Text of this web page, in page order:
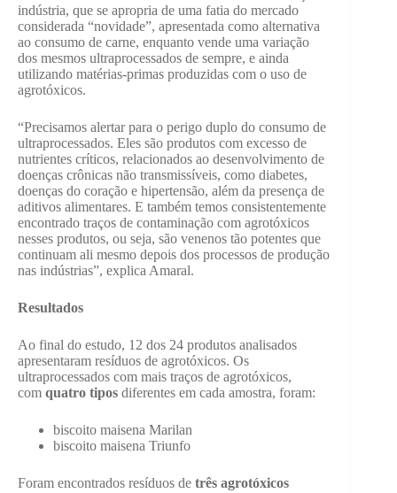
indústria, que se apropria de uma fatia do mercado
considerada “novidade”, apresentada como alternativa
ao consumo de carne, enquanto vende uma variação
dos mesmos ultraprocessados de sempre, e ainda
utilizando matérias-primas produzidas com o uso de
agrotóxicos.
“Precisamos alertar para o perigo duplo do consumo de
ultraprocessados. Eles são produtos com excesso de
nutrientes críticos, relacionados ao desenvolvimento de
doenças crônicas não transmissíveis, como diabetes,
doenças do coração e hipertensão, além da presença de
aditivos alimentares. E também temos consistentemente
encontrado traços de contaminação com agrotóxicos
nesses produtos, ou seja, são venenos tão potentes que
continuam ali mesmo depois dos processos de produção
nas indústrias”, explica Amaral.
Resultados
Ao final do estudo, 12 dos 24 produtos analisados
apresentaram resíduos de agrotóxicos. Os
ultraprocessados com mais traços de agrotóxicos,
com quatro tipos diferentes em cada amostra, foram:
biscoito maisena Marilan
biscoito maisena Triunfo
Foram encontrados resíduos de três agrotóxicos